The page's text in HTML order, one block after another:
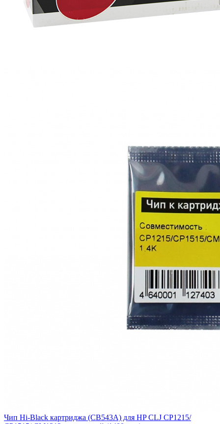
Чип Hi-Black картриджа (CB543A) для HP CLJ CP1215/